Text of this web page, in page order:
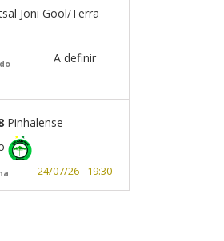
Joni Gool/Terra
A definir
Pinhalense
24/07/26 - 19:30